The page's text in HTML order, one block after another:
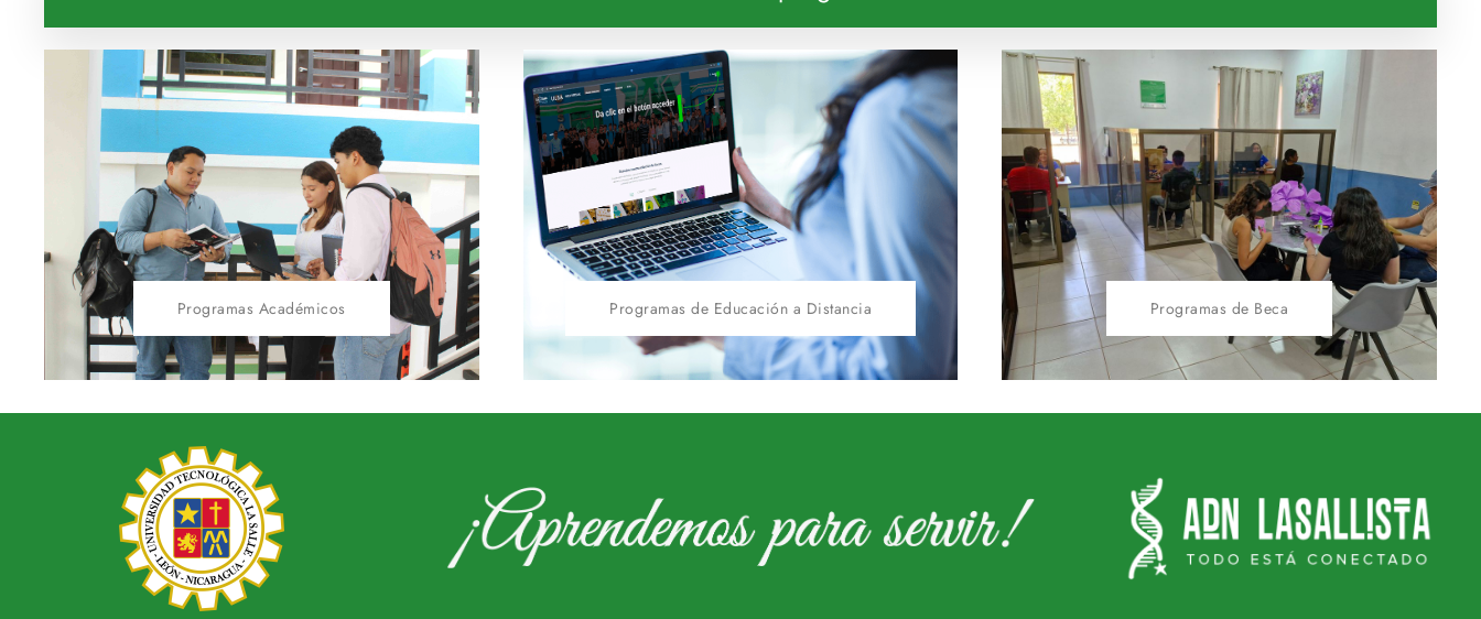
Programas Académicos Programas de Educación a Distancia Programas de Beca